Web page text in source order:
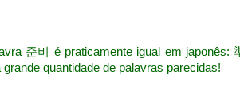
준비 é praticamente igual em
quantidade de palavras parecidas!